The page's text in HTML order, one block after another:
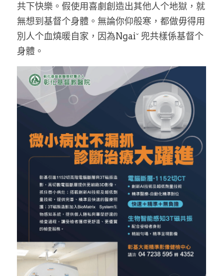
共下快樂。假使用喜劇創造出其他人个地獄，就
無想到基督个身體。無論你仰般寒，都做毋得用
別人个血燒暖自家，因為Ngaiˇ 兜共樣係基督个
身體。